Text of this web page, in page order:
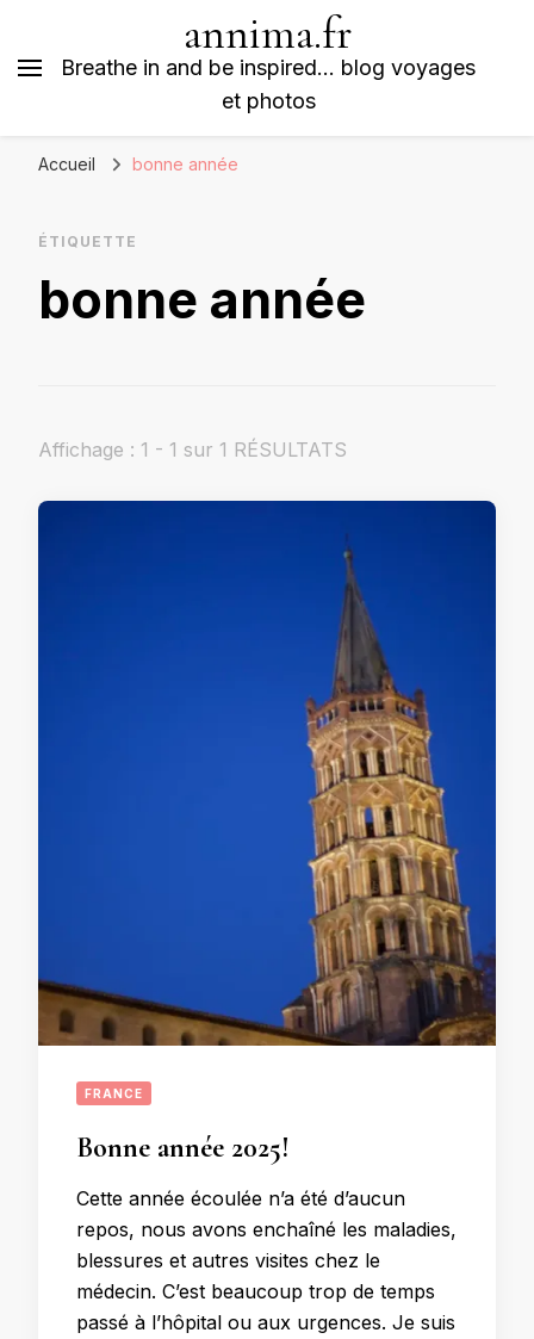
annima.fr
Breathe in and be inspired… blog voyages
et photos
Accueil bonne année
ÉTIQUETTE
bonne année
Affichage : 1 - 1 sur 1 RÉSULTATS
FRANCE
Bonne année 2025!
Cette année écoulée n’a été d’aucun
repos, nous avons enchaîné les maladies,
blessures et autres visites chez le
médecin. C’est beaucoup trop de temps
passé à l’hôpital ou aux urgences. Je suis